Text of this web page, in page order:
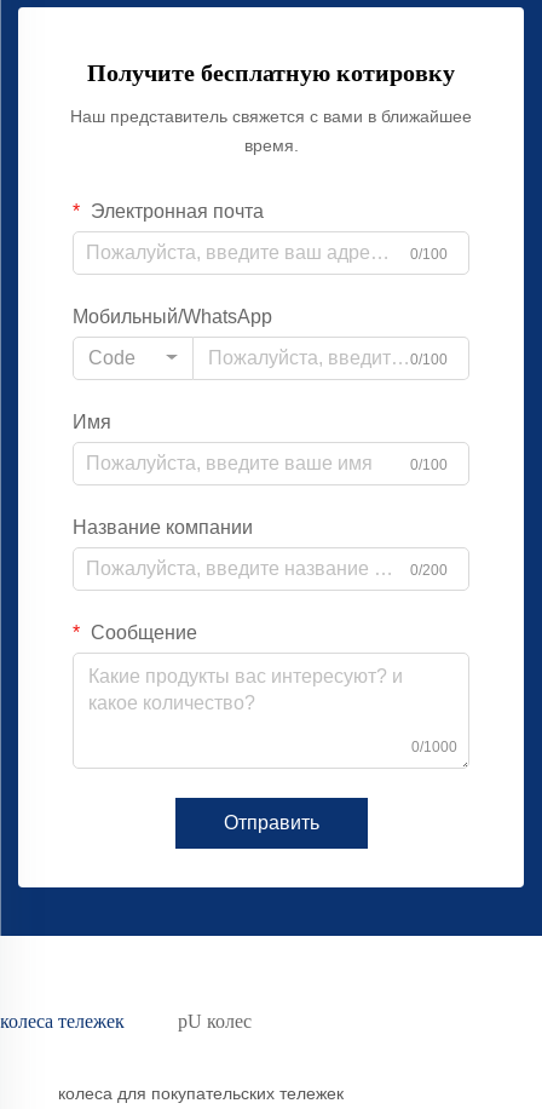
Получите бесплатную котировку
Наш представитель свяжется с вами в ближайшее
время.
Электронная почта
0/100
Мобильный/WhatsApp
Code
0/100
Имя
0/100
Название компании
0/200
Сообщение
0/1000
Отправить
колеса тележек pU колес
колеса для покупательских тележек